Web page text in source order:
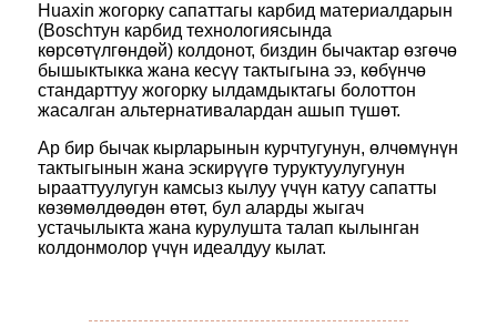
Huaxin жогорку сапаттагы карбид материалдарын
(Boschтун карбид технологиясында
көрсөтүлгөндөй) колдонот, биздин бычактар ​​өзгөчө
бышыктыкка жана кесүү тактыгына ээ, көбүнчө
стандарттуу жогорку ылдамдыктагы болоттон
жасалган альтернативалардан ашып түшөт.
Ар бир бычак кырларынын курчтугунун, өлчөмүнүн
тактыгынын жана эскирүүгө туруктуулугунун
ырааттуулугун камсыз кылуу үчүн катуу сапатты
көзөмөлдөөдөн өтөт, бул аларды жыгач
устачылыкта жана курулушта талап кылынган
колдонмолор үчүн идеалдуу кылат.